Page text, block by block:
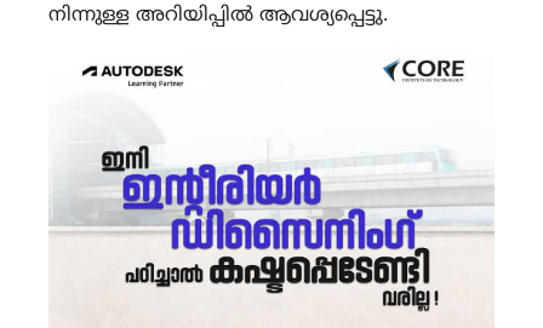
നിന്നുള്ള അറിയിപ്പിൽ ആവശ്യപ്പെട്ടു.